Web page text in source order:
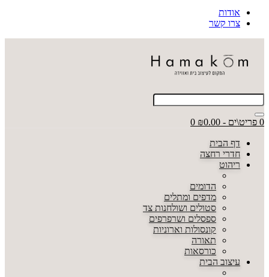
אודות
צרו קשר
0 פריט\ים - ₪0.00 0
דף הבית
חדרי רחצה
ריהוט
הדומים
מדפים ומתלים
סטולים ושולחנות צד
ספסלים ושרפרפים
קונסולות וארוניות
תאורה
כורסאות
עיצוב הבית